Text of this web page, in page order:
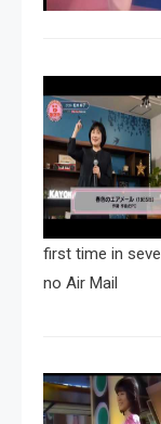
first time in
no Air Mail